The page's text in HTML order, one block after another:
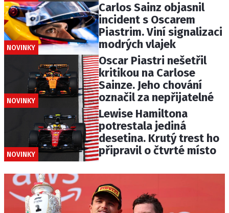
NOVINKY
Carlos Sainz objasnil
incident s Oscarem
Piastrim. Viní signalizaci
modrých vlajek
NOVINKY
Oscar Piastri nešetřil
kritikou na Carlose
Sainze. Jeho chování
označil za nepřijatelné
NOVINKY
Lewise Hamiltona
potrestala jediná
desetina. Krutý trest ho
připravil o čtvrté místo